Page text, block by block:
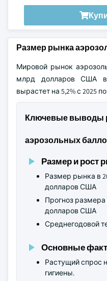
Размер рынка
Мировой рынок
млрд долларов США
вырастет на 5,2% с 2025
Ключевые выводы
аэрозольных
Размер и рост
Размер рынка в
долларов США
Прогноз размера
долларов США
Среднегодовой
Основные
Растущий спрос
гигиены.